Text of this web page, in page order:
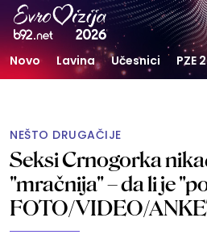
Novo Lavina Učesnici PZE
NEŠTO DRUGAČIJE
Seksi Crnogorka
"mračnija" – da li je
FOTO/VIDEO/